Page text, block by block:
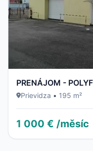
Prievidza • 195 m²
1 000 € /měsíc